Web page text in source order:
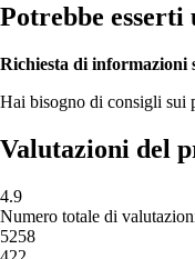
Potrebbe esserti
Richiesta di informazioni
Hai bisogno di consigli sui
Valutazioni del
4.9
Numero totale di
5258